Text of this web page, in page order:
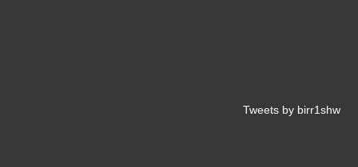
Tweets by birr1shw